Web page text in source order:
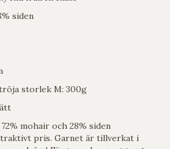
siden
storlek M: 300g
mohair och 28% siden
pris. Garnet är tillverkat i